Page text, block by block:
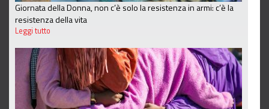
Giornata della Donna, non c’è solo la resistenza in armi: c’è la
resistenza della vita
Leggi tutto